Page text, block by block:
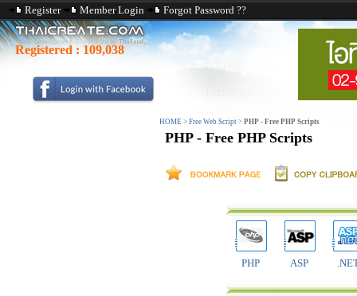
Register Member Login Forgot Password ??
Registered : 109,038
HOME > Free Web Script > PHP - Free PHP Scripts
PHP - Free PHP Scripts
PHP ASP